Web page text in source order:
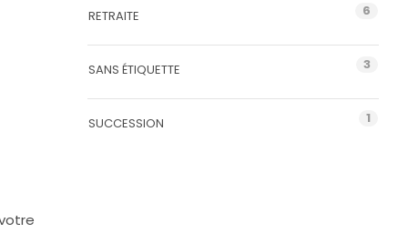
RETRAITE 6
SANS ÉTIQUETTE 3
SUCCESSION 1